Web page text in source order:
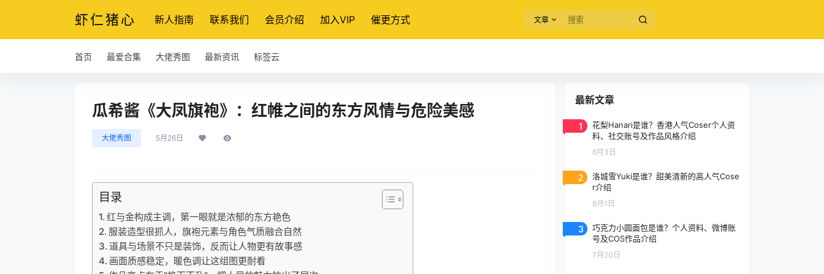
虾仁猪心 新人指南 联系我们 会员介绍 加入VIP 催更方式 文章
首页 最爱合集 大佬秀图 最新资讯 标签云
瓜希酱《大凤旗袍》：红帷之间的东方风情与危险美感
大佬秀图 5月26日
目录
红与金构成主调，第一眼就是浓郁的东方艳色
服装造型很抓人，旗袍元素与角色气质融合自然
道具与场景不只是装饰，反而让人物更有故事感
画面质感稳定，暖色调让这组图更耐看
最新文章
1
花梨Hanari是谁？香港人气Coser个人资
料、社交账号及作品风格介绍
8月3日
2
洛城雪Yuki是谁？甜美清新的高人气Cose
r介绍
8月1日
3
巧克力小圆面包是谁？个人资料、微博账
号及COS作品介绍
7月20日